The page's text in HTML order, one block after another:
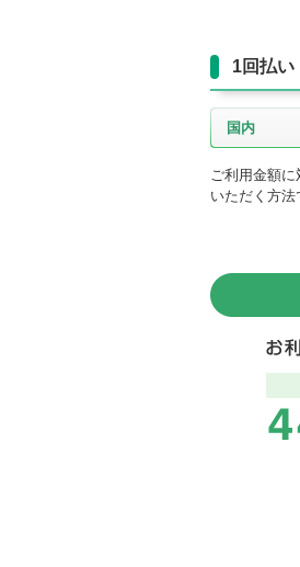
1回払い
国内
ご利用金額
いただく方法